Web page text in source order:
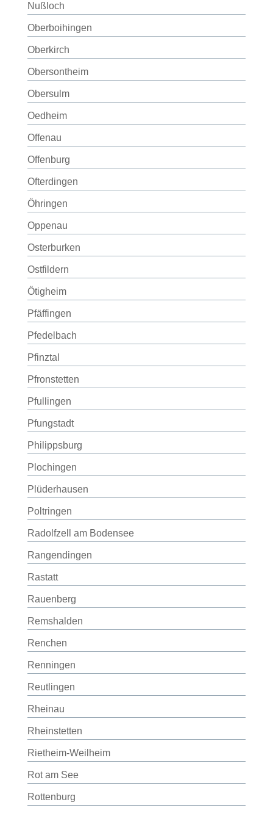
Nußloch
Oberboihingen
Oberkirch
Obersontheim
Obersulm
Oedheim
Offenau
Offenburg
Ofterdingen
Öhringen
Oppenau
Osterburken
Ostfildern
Ötigheim
Pfäffingen
Pfedelbach
Pfinztal
Pfronstetten
Pfullingen
Pfungstadt
Philippsburg
Plochingen
Plüderhausen
Poltringen
Radolfzell am Bodensee
Rangendingen
Rastatt
Rauenberg
Remshalden
Renchen
Renningen
Reutlingen
Rheinau
Rheinstetten
Rietheim-Weilheim
Rot am See
Rottenburg